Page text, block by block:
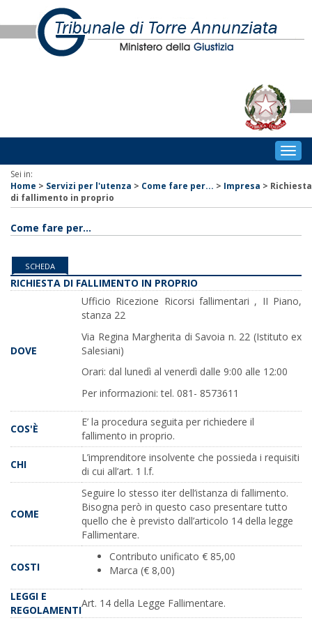
Sei in:
Home > Servizi per l'utenza > Come fare per... > Impresa > Richiesta
di fallimento in proprio
Come fare per...
SCHEDA
RICHIESTA DI FALLIMENTO IN PROPRIO
DOVE
Ufficio Ricezione Ricorsi fallimentari , II Piano,
stanza 22
Via Regina Margherita di Savoia n. 22 (Istituto ex
Salesiani)
Orari: dal lunedì al venerdì dalle 9:00 alle 12:00
Per informazioni: tel. 081- 8573611
COS'È
E’ la procedura seguita per richiedere il
fallimento in proprio.
CHI
L’imprenditore insolvente che possieda i requisiti
di cui all’art. 1 l.f.
COME
Seguire lo stesso iter dell’istanza di fallimento.
Bisogna però in questo caso presentare tutto
quello che è previsto dall’articolo 14 della legge
Fallimentare.
COSTI
Contributo unificato € 85,00
Marca (€ 8,00)
LEGGI E
REGOLAMENTI
Art. 14 della Legge Fallimentare.